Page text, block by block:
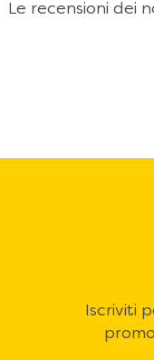
Le recensioni dei
Iscriviti